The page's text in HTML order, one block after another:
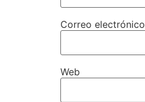
Correo electrónico
Web